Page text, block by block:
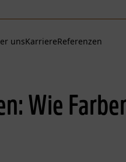
unsKarriereReferenzen
Wie